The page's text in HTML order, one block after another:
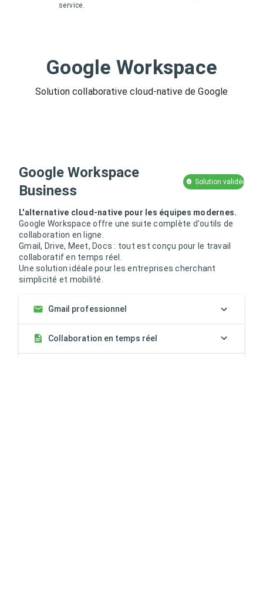
service.
Google Workspace
Solution collaborative cloud-native de Google
Google Workspace
Business
Solution validée
L'alternative cloud-native pour les équipes modernes.
Google Workspace offre une suite complète d'outils de
collaboration en ligne.
Gmail, Drive, Meet, Docs : tout est conçu pour le travail
collaboratif en temps réel.
Une solution idéale pour les entreprises cherchant
simplicité et mobilité.
Gmail professionnel
Collaboration en temps réel